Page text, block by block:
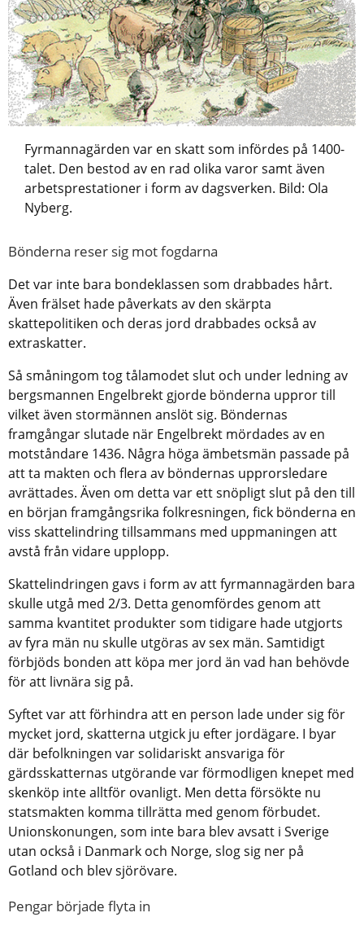
Fyrmannagärden var en skatt som infördes på 1400-
talet. Den bestod av en rad olika varor samt även
arbetsprestationer i form av dagsverken. Bild: Ola
Nyberg.
Bönderna reser sig mot fogdarna
Det var inte bara bondeklassen som drabbades hårt.
Även frälset hade påverkats av den skärpta
skattepolitiken och deras jord drabbades också av
extraskatter.
Så småningom tog tålamodet slut och under ledning av
bergsmannen Engelbrekt gjorde bönderna uppror till
vilket även stormännen anslöt sig. Böndernas
framgångar slutade när Engelbrekt mördades av en
motståndare 1436. Några höga ämbetsmän passade på
att ta makten och flera av böndernas upprorsledare
avrättades. Även om detta var ett snöpligt slut på den till
en början framgångsrika folkresningen, fick bönderna en
viss skattelindring tillsammans med uppmaningen att
avstå från vidare upplopp.
Skattelindringen gavs i form av att fyrmannagärden bara
skulle utgå med 2/3. Detta genomfördes genom att
samma kvantitet produkter som tidigare hade utgjorts
av fyra män nu skulle utgöras av sex män. Samtidigt
förbjöds bonden att köpa mer jord än vad han behövde
för att livnära sig på.
Syftet var att förhindra att en person lade under sig för
mycket jord, skatterna utgick ju efter jordägare. I byar
där befolkningen var solidariskt ansvariga för
gärdsskatternas utgörande var förmodligen knepet med
skenköp inte alltför ovanligt. Men detta försökte nu
statsmakten komma tillrätta med genom förbudet.
Unionskonungen, som inte bara blev avsatt i Sverige
utan också i Danmark och Norge, slog sig ner på
Gotland och blev sjörövare.
Pengar började flyta in